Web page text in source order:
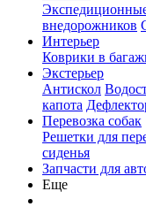
внедорожников
Интерьер
Коврики в
Экстерьер
Антискол
капота
Перевозка собак
Решетки для
сиденья
Запчасти для
Еще